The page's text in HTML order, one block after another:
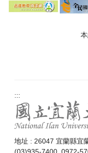
:::
地址 : 26047 宜蘭縣宜